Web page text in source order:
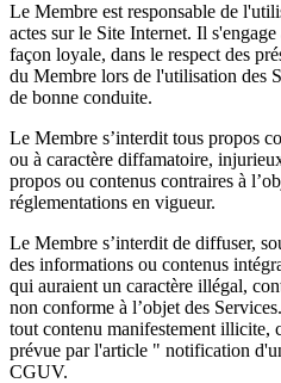
Le Membre est responsable de
actes sur le Site Internet. Il
façon loyale, dans le respect des
du Membre lors de l'utilisation des
de bonne conduite.
Le Membre s’interdit tous propos
ou à caractère diffamatoire,
propos ou contenus contraires à
réglementations en vigueur.
Le Membre s’interdit de diffuser,
des informations ou contenus
qui auraient un caractère illégal,
non conforme à l’objet des
tout contenu manifestement illicite,
prévue par l'article " notification
CGUV.